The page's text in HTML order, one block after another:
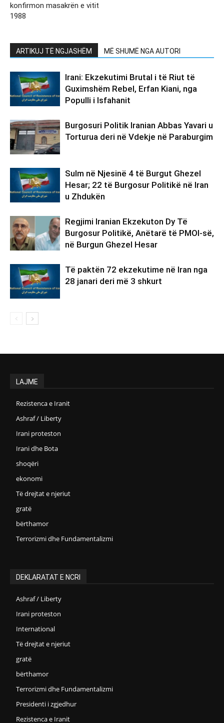
konfirmon masakrën e vitit
1988
ARTIKUJ TË NGJASHËM MË SHUMË NGA AUTORI
Irani: Ekzekutimi Brutal i të Riut të
Guximshëm Rebel, Erfan Kiani, nga
Populli i Isfahanit
Burgosuri Politik Iranian Abbas Yavari u
Torturua deri në Vdekje në Paraburgim
Sulm në Njesinë 4 të Burgut Ghezel
Hesar; 22 të Burgosur Politikë në Iran
u Zhdukën
Regjimi Iranian Ekzekuton Dy Të
Burgosur Politikë, Anëtarë të PMOI-së,
në Burgun Ghezel Hesar
Të paktën 72 ekzekutime në Iran nga
28 janari deri më 3 shkurt
LAJME
Rezistenca e Iranit
Ashraf / Liberty
Irani proteston
Irani dhe Bota
shoqëri
ekonomi
Të drejtat e njeriut
gratë
bërthamor
Terrorizmi dhe Fundamentalizmi
DEKLARATAT E NCRI
Ashraf / Liberty
Irani proteston
International
Të drejtat e njeriut
gratë
bërthamor
Terrorizmi dhe Fundamentalizmi
Presidenti i zgjedhur
Rezistenca e Iranit